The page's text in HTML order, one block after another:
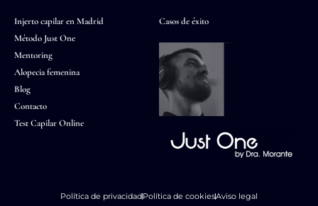
Injerto capilar en Madrid
Método Just One
Mentoring
Alopecia femenina
Blog
Contacto
Test Capilar Online
Casos de éxito
Política de privacidadPolítica de cookiesAviso legal